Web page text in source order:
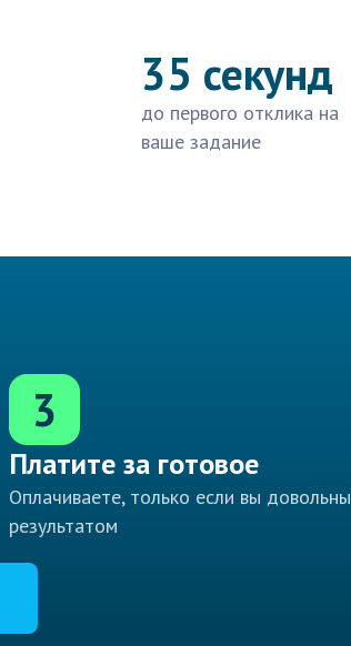
35 секунд
до первого отклика на
ваше задание
3
Платите за готовое
Оплачиваете, только если вы довольны
результатом